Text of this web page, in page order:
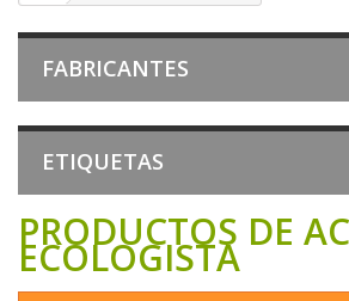
FABRICANTES
ETIQUETAS
PRODUCTOS DE
ECOLOGISTA